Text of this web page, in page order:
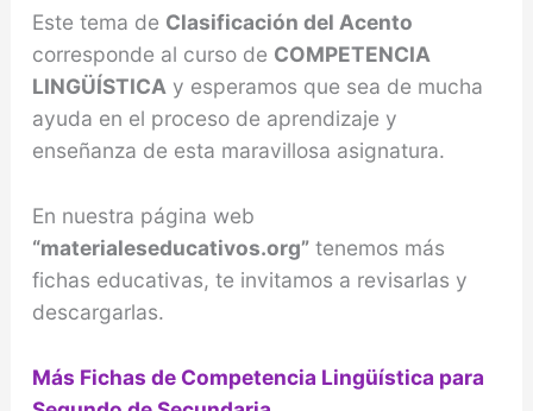
Este tema de Clasificación del Acento
corresponde al curso de COMPETENCIA
LINGÜÍSTICA y esperamos que sea de mucha
ayuda en el proceso de aprendizaje y
enseñanza de esta maravillosa asignatura.
En nuestra página web
“materialeseducativos.org”tenemos más
fichas educativas, te invitamos a revisarlas y
descargarlas.
Más Fichas de Competencia Lingüística para